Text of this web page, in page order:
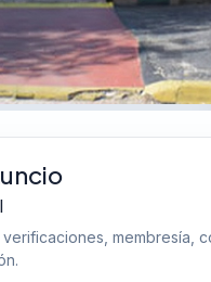
membresía,